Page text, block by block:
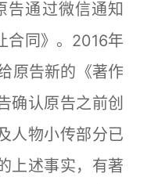
告通过微信通知
合同》。2016年
原告新的《著作
确认原告之前创
人物小传部分已
上述事实，有著